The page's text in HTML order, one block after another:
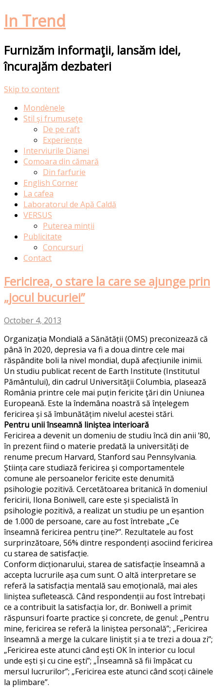
In Trend
Furnizăm informaţii, lansăm idei,
încurajăm dezbateri
Skip to content
Mondènele
Stil şi frumuseţe
De pe raft
Experiențe
Interviurile Dianei
Comoara din cămară
Din farfurie
English Corner
La cafea
Laboratorul de Apă Caldă
VERSUS
Puterea minții
Publicitate
Concursuri
Contact
Fericirea, o stare la care se ajunge prin
„jocul bucuriei”
October 4, 2013
Organizația Mondială a Sănătății (OMS) preconizează că
până în 2020, depresia va fi a doua dintre cele mai
răspândite boli la nivel mondial, după afecțiunile inimii.
Un studiu publicat recent de Earth Institute (Institutul
Pământului), din cadrul Universităţii Columbia, plasează
România printre cele mai puțin fericite ţări din Uniunea
Europeană. Este la îndemâna noastră să înțelegem
fericirea și să îmbunătățim nivelul acestei stări.
Pentru unii înseamnă liniștea interioară
Fericirea a devenit un domeniu de studiu încă din anii ’80,
în prezent fiind o materie predată la universități de
renume precum Harvard, Stanford sau Pennsylvania.
Știința care studiază fericirea și comportamentele
comune ale persoanelor fericite este denumită
psihologie pozitivă. Cercetătoarea britanică în domeniul
fericirii, Ilona Boniwell, care este și specialistă în
psihologie pozitivă, a realizat un studiu pe un eșantion
de 1.000 de persoane, care au fost întrebate „Ce
înseamnă fericirea pentru ține?”. Rezultatele au fost
surprinzătoare, 56% dintre respondenți asociind fericirea
cu starea de satisfacție.
Conform dicționarului, starea de satisfacție înseamnă a
accepta lucrurile așa cum sunt. O altă interpretare se
referă la satisfacția mentală sau emoțională, mai ales
liniștea sufletească. Când respondenții au fost întrebați
ce a contribuit la satisfacția lor, dr. Boniwell a primit
răspunsuri foarte practice și concrete, de genul: „Pentru
mine, fericirea se referă la liniștea personală”; „Fericirea
înseamnă a merge la culcare liniștit și a te trezi a doua zi”;
„Fericirea este atunci când ești OK în interior cu locul
unde ești și cu cine ești”; „Înseamnă să fii împăcat cu
mersul lucrurilor”; „Fericirea este atunci când scoți câinele
la plimbare”.